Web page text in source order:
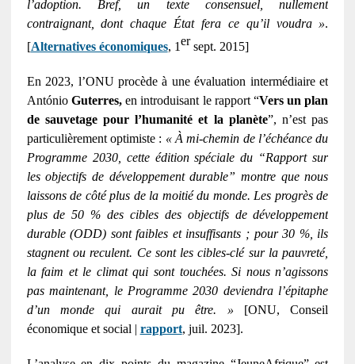
l’adoption. Bref, un texte consensuel, nullement
contraignant, dont chaque État fera ce qu’il voudra ».
[Alternatives économiques, 1er sept. 2015]
En 2023, l’ONU procède à une évaluation intermédiaire et
António Guterres,en introduisant le rapport “Vers un plan
de sauvetage pour l’humanité et la planète”, n’est pas
particulièrement optimiste : « À mi-chemin de l’échéance du
Programme 2030, cette édition spéciale du “Rapport sur
les objectifs de développement durable” montre que nous
laissons de côté plus de la moitié du monde. Les progrès de
plus de 50 % des cibles des objectifs de développement
durable (ODD) sont faibles et insuffisants ; pour 30 %, ils
stagnent ou reculent. Ce sont les cibles-clé sur la pauvreté,
la faim et le climat qui sont touchées. Si nous n’agissons
pas maintenant, le Programme 2030 deviendra l’épitaphe
d’un monde qui aurait pu être. » [ONU, Conseil
économique et social | rapport, juil. 2023].